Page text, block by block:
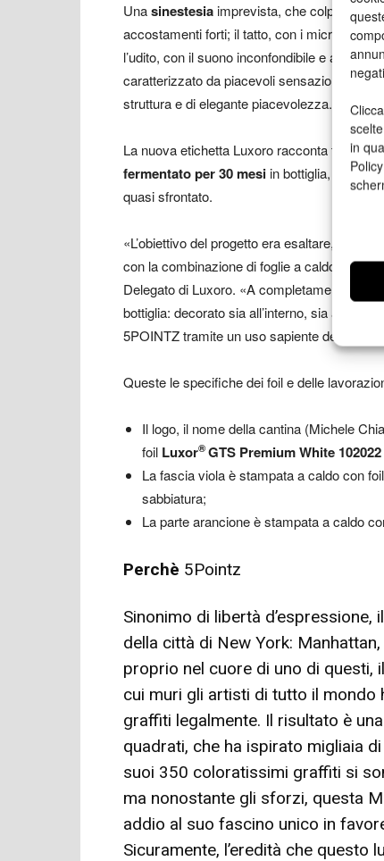
in
Unasinestesiaimprevista, che colpisce e
accostamenti forti; il tatto, con i microrilievi
l’udito, con il suono inconfondibile e
caratterizzato da piacevoli sensazioni
struttura e di elegante piacevolezza.
La nuova etichetta Luxoro racconta tutto
fermentato per 30 mesiin bottiglia, ma che
quasi sfrontato.
«L’obiettivo del progetto era esaltare, con
con la combinazione di foglie a caldo, rilievi
Delegato di Luxoro. «A completamento del
bottiglia: decorato sia all’interno, sia
5POINTZ tramite un uso sapiente della
Queste le specifiche dei foil e delle
Il logo, il nome della cantina (Michele
foil Luxor®GTS PremiumWhite 102022
La fascia viola è stampata a caldo con foil
sabbiatura;
La parte arancione è stampata a caldo
Perchè 5Pointz
Sinonimo di libertà
della città di New York:
proprio nel cuore di uno di questi,
cui muri gli artisti di tutto il mondo
graffiti legalmente. Il risultato è
quadrati, che ha ispirato migliaia
suoi 350 coloratissimi graffiti si
ma nonostante gli sforzi, questa
addio al suo fascino unico in
Sicuramente, l’eredità che